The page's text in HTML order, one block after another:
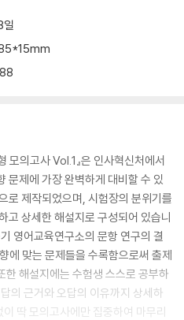
모의고사 Vol.1』은 인사혁신처에서
문제에 가장 완벽하게 대비할 수 있
로 제작되었으며, 시험장의 분위기를
고 상세한 해설지로 구성되어 있습니
영어교육연구소의 문항 연구의 결
에 맞는 문제들을 수록함으로써 출제
해설지에는 수험생 스스로 공부하
의 근거와 오답의 이유까지 상세하
딱 모의고사에만 집중하여 마무리